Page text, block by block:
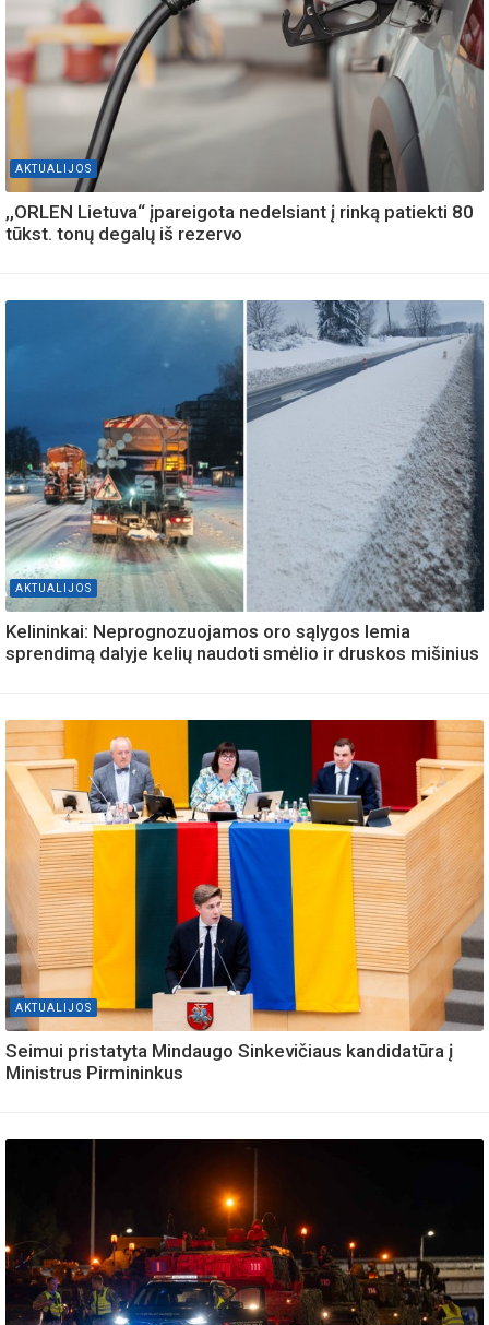
AKTUALIJOS
,,ORLEN Lietuva“ įpareigota nedelsiant į rinką patiekti 80
tūkst. tonų degalų iš rezervo
AKTUALIJOS
Kelininkai: Neprognozuojamos oro sąlygos lemia
sprendimą dalyje kelių naudoti smėlio ir druskos mišinius
AKTUALIJOS
Seimui pristatyta Mindaugo Sinkevičiaus kandidatūra į
Ministrus Pirmininkus